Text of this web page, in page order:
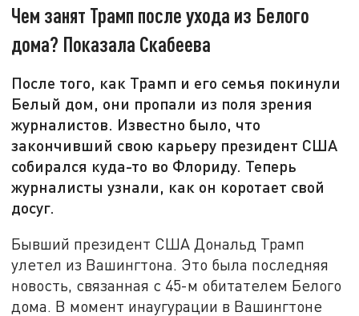
Чем занят Трамп после ухода из Белого
дома? Показала Скабеева
После того, как Трамп и его семья покинули
Белый дом, они пропали из поля зрения
журналистов. Известно было, что
закончивший свою карьеру президент США
собирался куда-то во Флориду. Теперь
журналисты узнали, как он коротает свой
досуг.
Бывший президент США Дональд Трамп
улетел из Вашингтона. Это была последняя
новость, связанная с 45-м обитателем Белого
дома. В момент инаугурации в Вашингтоне